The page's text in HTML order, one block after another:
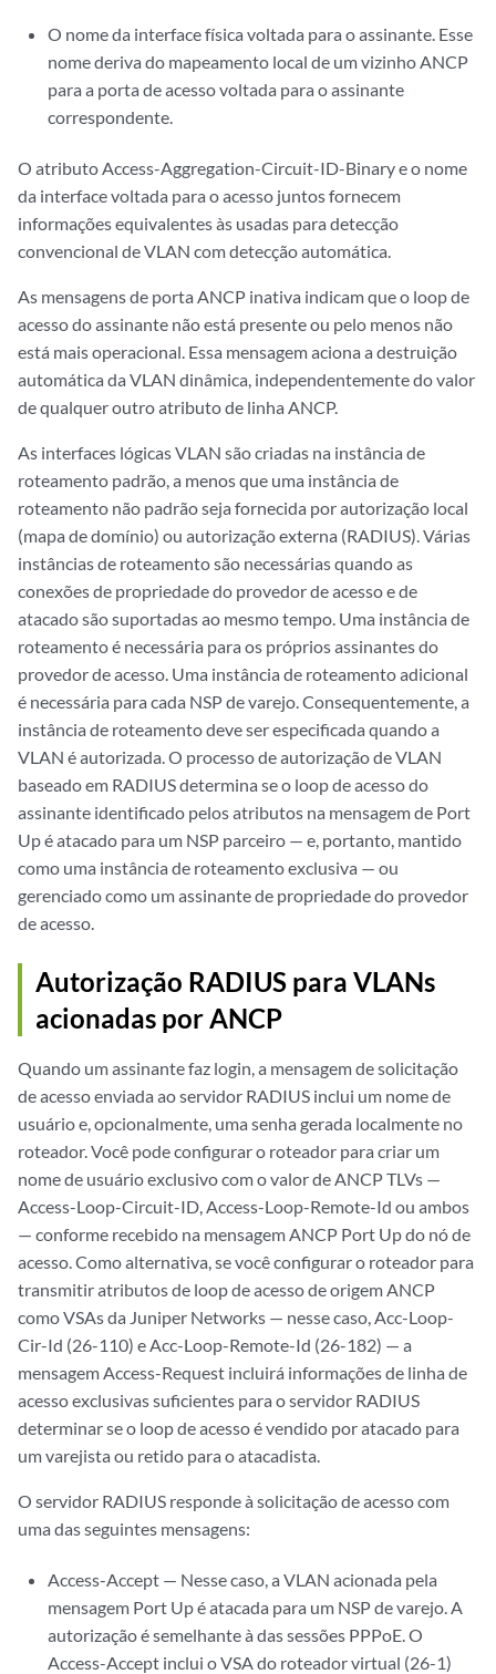
O nome da interface física voltada para o assinante. Esse
nome deriva do mapeamento local de um vizinho ANCP
para a porta de acesso voltada para o assinante
correspondente.
O atributo Access-Aggregation-Circuit-ID-Binary e o nome
da interface voltada para o acesso juntos fornecem
informações equivalentes às usadas para detecção
convencional de VLAN com detecção automática.
As mensagens de porta ANCP inativa indicam que o loop de
acesso do assinante não está presente ou pelo menos não
está mais operacional. Essa mensagem aciona a destruição
automática da VLAN dinâmica, independentemente do valor
de qualquer outro atributo de linha ANCP.
As interfaces lógicas VLAN são criadas na instância de
roteamento padrão, a menos que uma instância de
roteamento não padrão seja fornecida por autorização local
(mapa de domínio) ou autorização externa (RADIUS). Várias
instâncias de roteamento são necessárias quando as
conexões de propriedade do provedor de acesso e de
atacado são suportadas ao mesmo tempo. Uma instância de
roteamento é necessária para os próprios assinantes do
provedor de acesso. Uma instância de roteamento adicional
é necessária para cada NSP de varejo. Consequentemente, a
instância de roteamento deve ser especificada quando a
VLAN é autorizada. O processo de autorização de VLAN
baseado em RADIUS determina se o loop de acesso do
assinante identificado pelos atributos na mensagem de Port
Up é atacado para um NSP parceiro — e, portanto, mantido
como uma instância de roteamento exclusiva — ou
gerenciado como um assinante de propriedade do provedor
de acesso.
Autorização RADIUS para VLANs
acionadas por ANCP
Quando um assinante faz login, a mensagem de solicitação
de acesso enviada ao servidor RADIUS inclui um nome de
usuário e, opcionalmente, uma senha gerada localmente no
roteador. Você pode configurar o roteador para criar um
nome de usuário exclusivo com o valor de ANCP TLVs —
Access-Loop-Circuit-ID, Access-Loop-Remote-Id ou ambos
— conforme recebido na mensagem ANCP Port Up do nó de
acesso. Como alternativa, se você configurar o roteador para
transmitir atributos de loop de acesso de origem ANCP
como VSAs da Juniper Networks — nesse caso, Acc-Loop-
Cir-Id (26-110) e Acc-Loop-Remote-Id (26-182) — a
mensagem Access-Request incluirá informações de linha de
acesso exclusivas suficientes para o servidor RADIUS
determinar se o loop de acesso é vendido por atacado para
um varejista ou retido para o atacadista.
O servidor RADIUS responde à solicitação de acesso com
uma das seguintes mensagens:
Access-Accept — Nesse caso, a VLAN acionada pela
mensagem Port Up é atacada para um NSP de varejo. A
autorização é semelhante à das sessões PPPoE. O
Access-Accept inclui o VSA do roteador virtual (26-1)